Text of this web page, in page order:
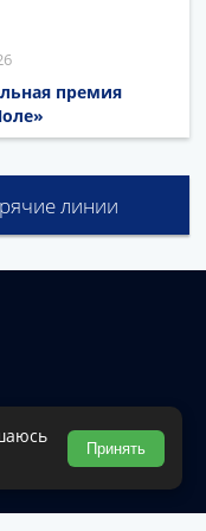
премия
линии
Принять